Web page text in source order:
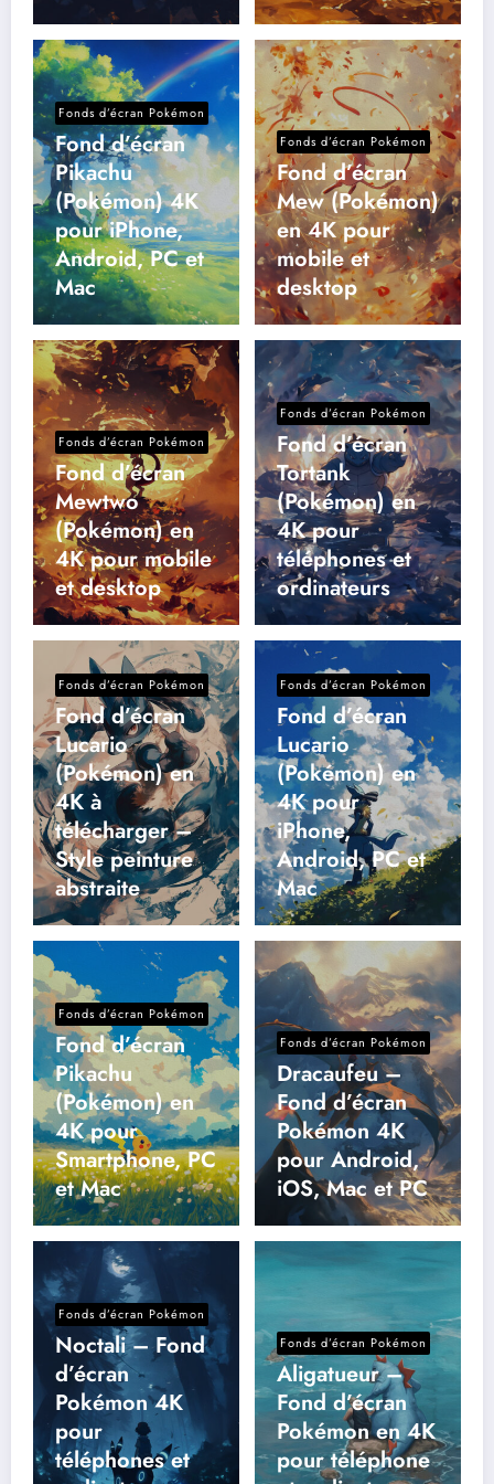
Fonds d’écran Pokémon
Fond d’écran
Pikachu
(Pokémon) 4K
pour iPhone,
Android, PC et
Mac
Fonds d’écran Pokémon
Fond d’écran
Mew (Pokémon)
en 4K pour
mobile et
desktop
Fonds d’écran Pokémon
Fond d’écran
Mewtwo
(Pokémon) en
4K pour mobile
et desktop
Fonds d’écran Pokémon
Fond d’écran
Tortank
(Pokémon) en
4K pour
téléphones et
ordinateurs
Fonds d’écran Pokémon
Fond d’écran
Lucario
(Pokémon) en
4K à
télécharger –
Style peinture
abstraite
Fonds d’écran Pokémon
Fond d’écran
Lucario
(Pokémon) en
4K pour
iPhone,
Android, PC et
Mac
Fonds d’écran Pokémon
Fond d’écran
Pikachu
(Pokémon) en
4K pour
Smartphone, PC
et Mac
Fonds d’écran Pokémon
Dracaufeu –
Fond d’écran
Pokémon 4K
pour Android,
iOS, Mac et PC
Fonds d’écran Pokémon
Noctali – Fond
d’écran
Pokémon 4K
pour
téléphones et
Fonds d’écran Pokémon
Aligatueur –
Fond d’écran
Pokémon en 4K
pour téléphone